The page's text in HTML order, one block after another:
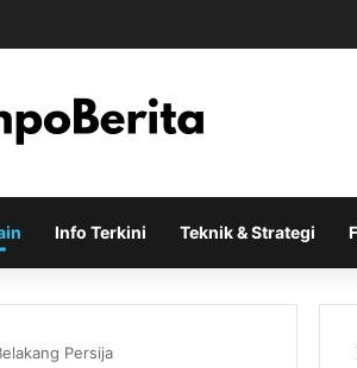
Fans Menanti Kejutan Berikutnya
Info Terkini Teknik & Strategi
Persija